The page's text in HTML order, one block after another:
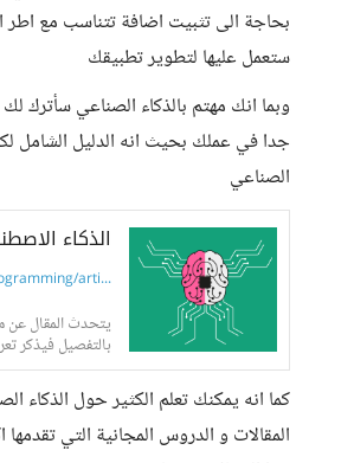
بحاجة الى تثبيت اضافة تتناسب مع اطر
ستعمل عليها لتطوير تطبيقك
وبما انك مهتم بالذكاء الصناعي سأترك
جدا في عملك بحيث انه الدليل الشامل
الصناعي
arti...
يتحدث المقال عن
بالتفصيل فيذكر
ثم يعرض فرص
الاصطناعي وكيفية
كما انه يمكنك تعلم الكثير حول الذكاء
المقالات و الدروس المجانية التي